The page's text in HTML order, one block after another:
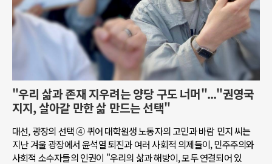
"우리 삶과 존재 지우려는 양당 구도 너머"..."권영국
지지, 살아갈 만한 삶 만드는 선택"
대선, 광장의 선택 ④ 퀴어 대학원생 노동자의 고민과 바람 민지 씨는
지난 겨울 광장에서 윤석열 퇴진과 여러 사회적 의제들이, 민주주의와
사회적 소수자들의 인권이 "우리의 삶과 해방이, 모두 연결되어 있